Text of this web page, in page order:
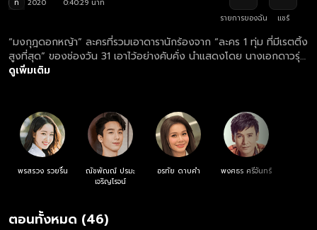
ท 2020
0:40:29 นาที
รายการของฉัน
แชร์
“มงกุฎดอกหญ้า” ละครที่รวมเอาดารานักร้องจาก “ละคร 1 ทุ่ม ที่มีเรตติ้ง
สูงที่สุด” ของช่องวัน 31 เอาไว้อย่างคับคั่ง นำแสดงโดย นางเอกดาวรุ่ง
อย่าง "เซียงเซียง พรสรวง" ประคบคู่กับ "ปีโป้ ณัชพัณณ์" พระเอกหนุ่ม
เห็นใจและพยายามช่วยเหลือนักร้องสาวและเหล่าพี่น้องอย่างสุดกำลัง
กลายเป็นสงครามเคล้าเสียงเพลงของหมู่เฮาที่น่าติดตาม!
ดูเพิ่มเติม
พรสรวง รวยรื่น
ณัชพัณณ์ ปรมะ
เจริญโรจน์
อรทัย ดาบคำ พงศธร ศรีจันทร์
ตอนทั้งหมด (46)